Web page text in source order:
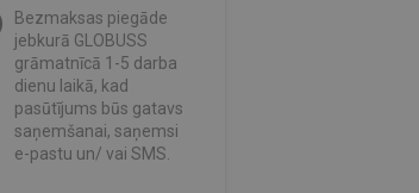
Bezmaksas piegāde
jebkurā GLOBUSS
grāmatnīcā 1-5 darba
dienu laikā, kad
pasūtījums būs gatavs
saņemšanai, saņemsi
e-pastu un/ vai SMS.